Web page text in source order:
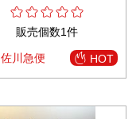
販売個数1件
佐川急便 HOT